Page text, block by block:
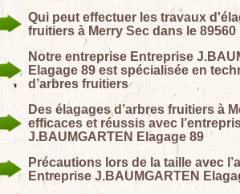
Qui peut effectuer les travaux
fruitiers à Merry Sec dans le 89560
Notre entreprise Entreprise
Elagage 89 est spécialisée en
d’arbres fruitiers
Des élagages d’arbres fruitiers à
efficaces et réussis avec
J.BAUMGARTEN Elagage 89
Précautions lors de la taille avec
Entreprise J.BAUMGARTEN